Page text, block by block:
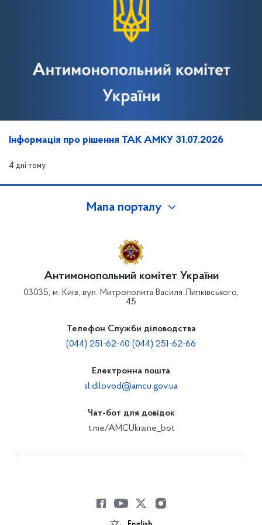
Інформація про рішення ТАК АМКУ 31.07.2026
4 дні тому
Мапа порталу
Антимонопольний комітет України
03035, м. Київ, вул. Митрополита Василя Липківського,
45
Телефон Служби діловодства
(044) 251-62-40 (044) 251-62-66
Електронна пошта
sl.dilovod@amcu.gov.ua
Чат-бот для довідок
t.me/AMCUkraine_bot